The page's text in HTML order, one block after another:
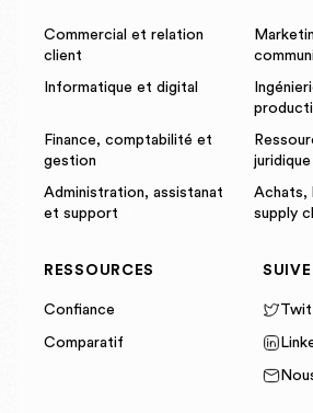
Commercial et relation
client
Informatique et digital
Finance, comptabilité et
gestion
juridique
Administration, assistanat
et support
Achats,
supply
RESSOURCES
Confiance
Comparatif